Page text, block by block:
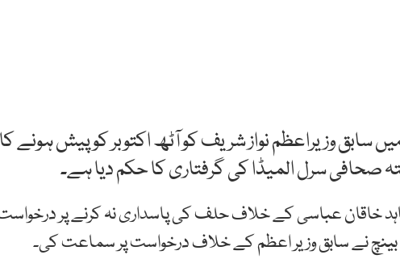
سابق وزیراعظم نواز شریف کو آٹھ اکتوبر کو پیش ہونے کا
صحافی سرل المیڈا کی گرفتاری کا حکم دیا ہے۔
خاقان عباسی کے خلاف حلف کی پاسداری نہ کرنے پر
نے سابق وزیر اعظم کے خلاف درخواست پر سماعت کی۔